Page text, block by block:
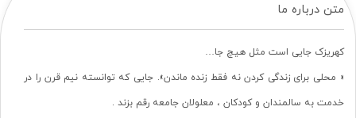
متن درباره ما
کهریزک جایی است مثل هیچ جا…
« محلی برای زندگی کردن نه فقط زنده ماندن». جایی که توانسته نیم قرن را در
خدمت به سالمندان و کودکان ، معلولان جامعه رقم بزند .